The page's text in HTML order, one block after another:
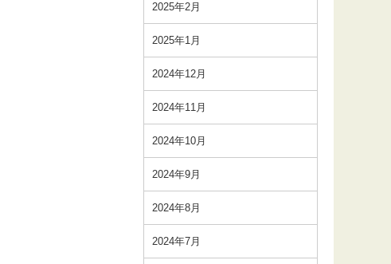
2025年2月
2025年1月
2024年12月
2024年11月
2024年10月
2024年9月
2024年8月
2024年7月